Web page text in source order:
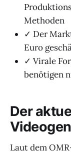
Methoden
✓ Der
Euro
✓ Virale
benötigen
Der
Laut dem